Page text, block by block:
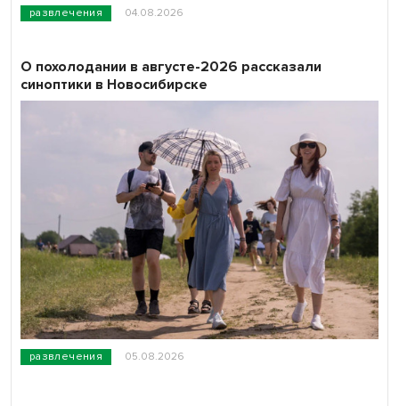
развлечения 04.08.2026
развлечения 05.08.2026
О похолодании в августе-2026 рассказали
синоптики в Новосибирске